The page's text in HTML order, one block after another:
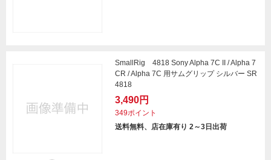
SmallRig 4818 Sony Alpha 7C II / Alpha 7
CR / Alpha 7C 用サムグリップ シルバー SR
4818
3,490円
349ポイント
送料無料、店在庫有り 2～3日出荷